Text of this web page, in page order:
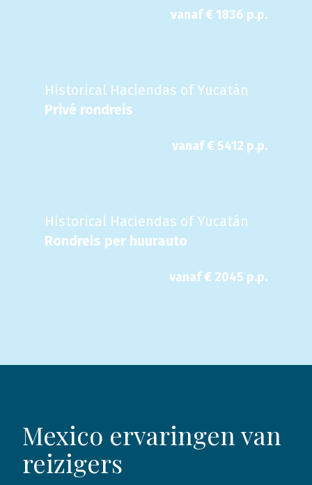
vanaf € 1836 p.p.
Historical Haciendas of Yucatán
Privé rondreis
vanaf € 5412 p.p.
Historical Haciendas of Yucatán
Rondreis per huurauto
vanaf € 2045 p.p.
Mexico ervaringen van
reizigers